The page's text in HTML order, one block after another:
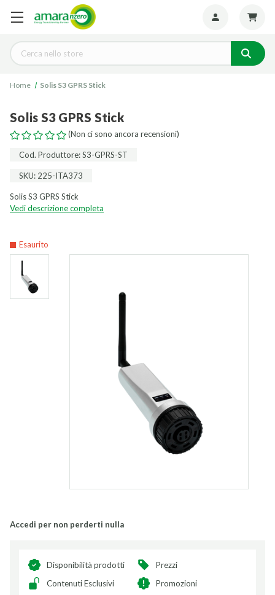
Cerca
Home Solis S3 GPRS Stick
Solis S3 GPRS Stick
(Non ci sono ancora recensioni)
Cod. Produttore: S3-GPRS-ST
SKU: 225-ITA373
Solis S3 GPRS Stick
Vedi descrizione completa
Esaurito
Accedi per non perderti nulla
Disponibilità prodotti
Prezzi
Contenuti Esclusivi
Promozioni